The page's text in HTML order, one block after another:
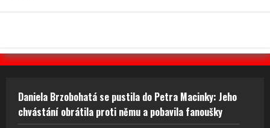
Daniela Brzobohatá se pustila do Petra Macinky: Jeho
chvástání obrátila proti němu a pobavila fanoušky